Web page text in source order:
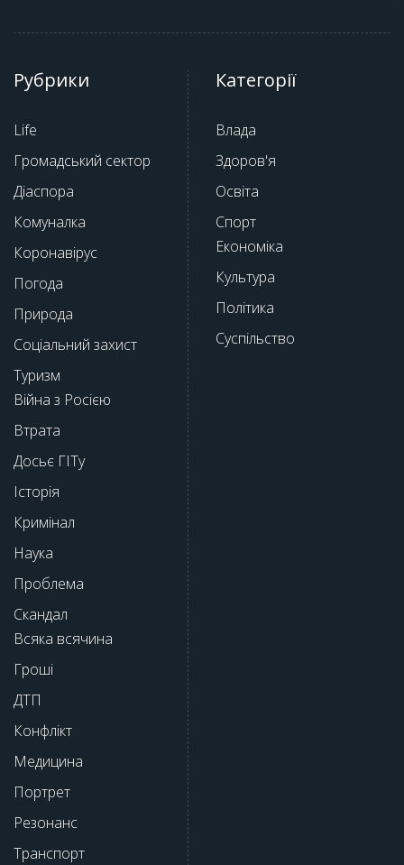
Рубрики
Life
Громадський сектор
Діаспора
Комуналка
Коронавірус
Погода
Природа
Соціальний захист
Туризм
Війна з Росією
Втрата
Досьє ГІТу
Історія
Кримінал
Наука
Проблема
Скандал
Всяка всячина
Гроші
ДТП
Конфлікт
Медицина
Портрет
Резонанс
Транспорт
Категорії
Влада
Здоров'я
Освіта
Спорт
Економіка
Культура
Політика
Суспільство